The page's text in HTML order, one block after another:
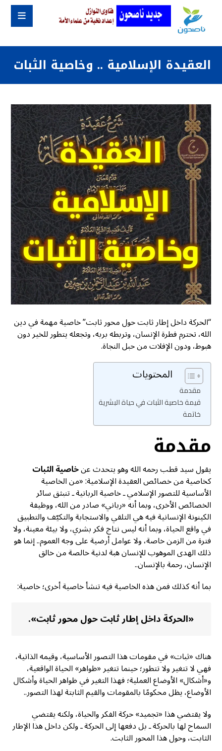
العقيدة الإسلامية .. وخاصية الثبات
“الحركة داخل إطار ثابت حول محور ثابت” خاصية مهمة في دين
الله، تحترم فطرة الإنسان، وتربطه بربه، وتجعله يتطور للخير دون
هبوط، ودون الإفلات من حبل النجاة.
المحتويات
مقدمة
قيمة خاصية الثبات في حياة البشرية
خاتمة
مقدمة
يقول سيد قطب رحمه الله وهو يتحدث عنخاصية الثبات
كخاصية من خصائص العقيدة الإسلامية: «من الخاصية
الأساسية للتصور الإسلامي ـ خاصية الربانية ـ تنبثق سائر
الخصائص الأخرى، وبما أنه «رباني» صادر من الله، ووظيفة
الكينونة الإنسانية فيه هي التلقي والاستجابة والتكيّف والتطبيق
في واقع الحياة، وبما أنه ليس نتاج فكر بشري، ولا بيئة معينة، ولا
فترة من الزمن خاصة، ولا عوامل أرضية على وجه العموم.. إنما هو
ذلك الهدى الموهوب للإنسان هبة لدنية خالصة من خالق
الإنسان، رحمة بالإنسان..
بما أنه كذلك فمن هذه الخاصية فيه تنشأ خاصية أخرى؛ خاصية:
«الحركة داخل إطار ثابت حول محور ثابت».
هناك «ثبات» في مقومات هذا التصور الأساسية، وقيمه الذاتية،
فهي لا تتغير ولا تتطور؛ حينما تتغير «ظواهر» الحياة الواقعية،
و«أشكال» الأوضاع العملية؛ فهذا التغير في ظواهر الحياة وأشكال
الأوضاع، يظل محكومًا بالمقومات والقيم الثابتة لهذا التصور..
ولا يقتضي هذا «تجميد» حركة الفكر والحياة، ولكنه يقتضي
السماح لها بالحركة ـ بل دفعها إلى الحركة ـ ولكن داخل هذا الإطار
الثابت، وحول هذا المحور الثابت.